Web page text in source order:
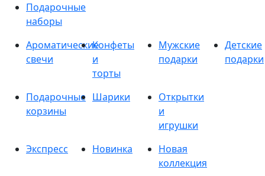
Подарочные
наборы
Ароматические
свечи
Конфеты
и
торты
Мужские
подарки
Детские
подарки
Подарочные
корзины
Шарики
Открытки
и
игрушки
Экспресс
Новинка
Новая
коллекция